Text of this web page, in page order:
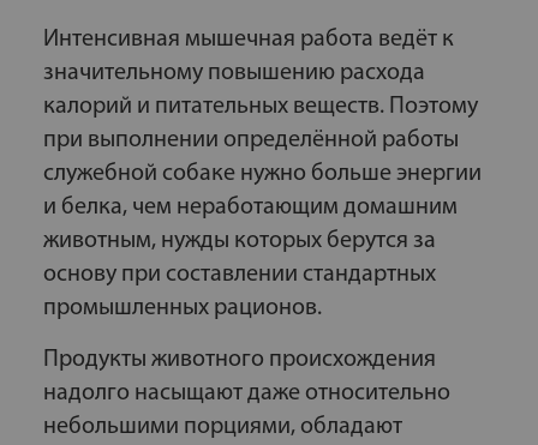
Интенсивная мышечная работа ведёт к
значительному повышению расхода
калорий и питательных веществ. Поэтому
при выполнении определённой работы
служебной собаке нужно больше энергии
и белка, чем неработающим домашним
животным, нужды которых берутся за
основу при составлении стандартных
промышленных рационов.
Продукты животного происхождения
надолго насыщают даже относительно
небольшими порциями, обладают